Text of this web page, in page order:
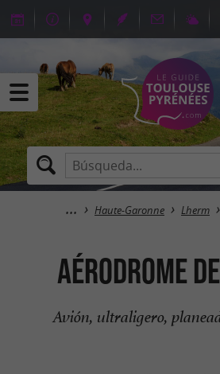
Haute-Garonne Lherm
AÉRODROME
Avión, ultraligero,